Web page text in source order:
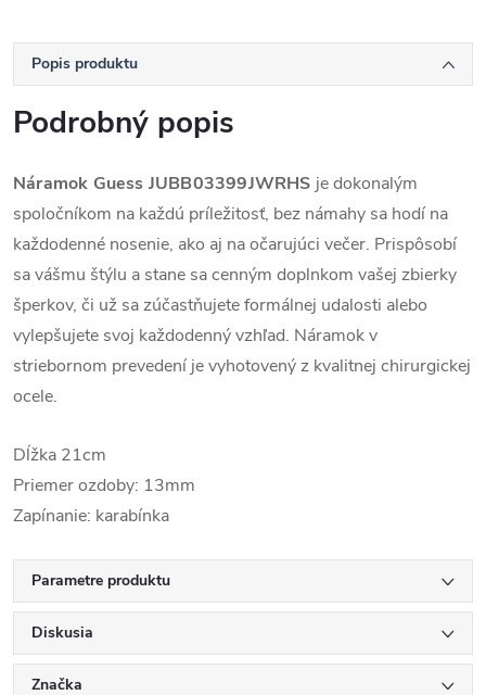
Popis produktu
Podrobný popis
Náramok Guess JUBB03399JWRHS je dokonalým
spoločníkom na každú príležitosť, bez námahy sa hodí na
každodenné nosenie, ako aj na očarujúci večer. Prispôsobí
sa vášmu štýlu a stane sa cenným doplnkom vašej zbierky
šperkov, či už sa zúčastňujete formálnej udalosti alebo
vylepšujete svoj každodenný vzhľad. Náramok v
striebornom prevedení je vyhotovený z kvalitnej chirurgickej
ocele.
Dĺžka 21cm
Priemer ozdoby: 13mm
Zapínanie: karabínka
Parametre produktu
Diskusia
Značka